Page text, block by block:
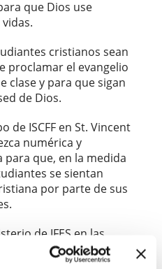
que Dios use
cristianos sean
proclamar el evangelio
clase y para que sigan
de Dios.
de ISCFF en St. Vincent
numérica y
que, en la medida
se sientan
por parte de sus
de IFES en las
en diferentes países del
vez más fruto a